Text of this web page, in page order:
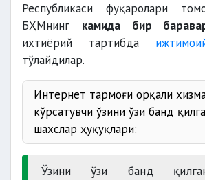
Республикаси фуқаролари
БҲМнинг камида бир
ихтиёрий тартибда
тўлайдилар.
Интернет тармоғи орқали
кўрсатувчи ўзини ўзи банд
шахслар ҳуқуқлари:
Ўзини ўзи банд